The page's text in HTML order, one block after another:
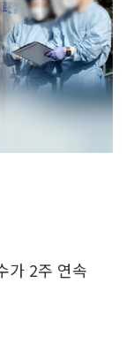
가 2주 연속